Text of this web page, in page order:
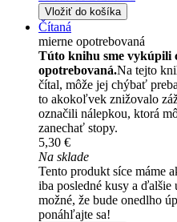
Vložiť do košíka
Čítaná
mierne opotrebovaná
Túto knihu sme vykúpili
opotrebovaná.Na tejto
čítal, môže jej chýbať
to akokoľvek znižovalo
označili nálepkou, ktorá
zanechať stopy.
5,30 €
Na sklade
Tento produkt síce máme
iba posledné kusy a ďalšie
možné, že bude onedlho
ponáhľajte sa!